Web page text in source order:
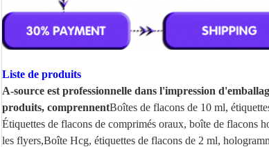
Liste de produits
A-source est professionnelle dans l'impression
produits, comprennentBoîtes de flacons de 10 ml,
Étiquettes de flacons de comprimés oraux, boîte de flacons
les flyers,Boîte Hcg, étiquettes de flacons de 2 ml,